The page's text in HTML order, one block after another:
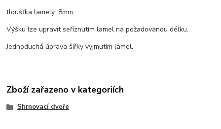
tloušťka lamely: 8mm
Výšku lze upravit seříznutím lamel na požadovanou délku.
Jednoduchá úprava šířky vyjmutím lamel.
Zboží zařazeno v kategoriích
Shrnovací dveře